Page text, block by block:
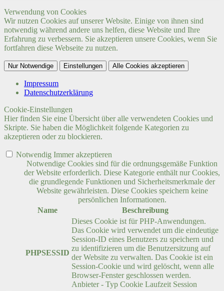
Verwendung von Cookies
Wir nutzen Cookies auf unserer Website. Einige von ihnen sind
notwendig während andere uns helfen, diese Website und Ihre
Erfahrung zu verbessern. Sie akzeptieren unsere Cookies, wenn Sie
fortfahren diese Webseite zu nutzen.
Nur Notwendige Einstellungen Alle Cookies akzeptieren
Impressum
Datenschutzerklärung
Cookie-Einstellungen
Hier finden Sie eine Übersicht über alle verwendeten Cookies und
Skripte. Sie haben die Möglichkeit folgende Kategorien zu
akzeptieren oder zu blockieren.
Notwendig Immer akzeptieren
Notwendige Cookies sind für die ordnungsgemäße Funktion
der Website erforderlich. Diese Kategorie enthält nur Cookies,
die grundlegende Funktionen und Sicherheitsmerkmale der
Website gewährleisten. Diese Cookies speichern keine
persönlichen Informationen.
Name
Beschreibung
PHPSESSID
Dieses Cookie ist für PHP-Anwendungen.
Das Cookie wird verwendet um die eindeutige
Session-ID eines Benutzers zu speichern und
zu identifizieren um die Benutzersitzung auf
der Website zu verwalten. Das Cookie ist ein
Session-Cookie und wird gelöscht, wenn alle
Browser-Fenster geschlossen werden.
Anbieter - Typ Cookie Laufzeit Session